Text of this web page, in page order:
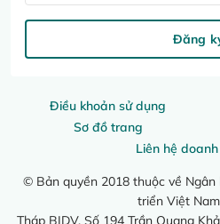
Điều khoản sử dụng
Sơ đồ trang
Liên hệ
© Bản quyền 2018 thuộc về
triển Việt
Tháp BIDV, Số 194 Trần Quang
Đăng